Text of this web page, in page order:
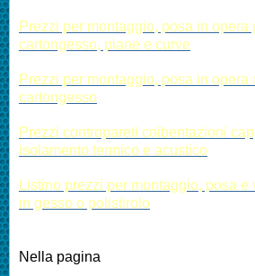
Prezzi per montaggio, posa in opera
cartongesso, piane e curve
Prezzi per montaggio, posa in opera
cartongesso
Prezzi contropareti coibentazioni
isolamento termico e acustico
Listino prezzi per montaggio, posa
in gesso o polistirolo
Nella pagina